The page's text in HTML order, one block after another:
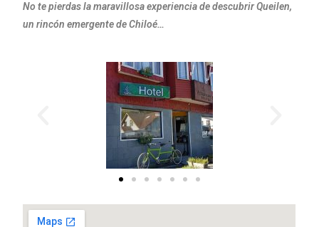
No te pierdas la maravillosa experiencia de descubrir Queilen,
un rincón emergente de Chiloé…